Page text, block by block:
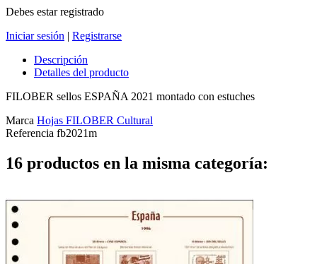
Debes estar registrado
Iniciar sesión | Registrarse
Descripción
Detalles del producto
FILOBER sellos ESPAÑA 2021 montado con estuches
Marca Hojas FILOBER Cultural
Referencia fb2021m
16 productos en la misma categoría: